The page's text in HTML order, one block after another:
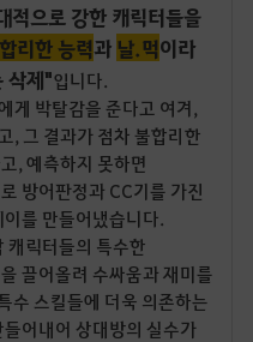
적으로 강한 캐릭터들을
리한 능력과 날.먹이라
삭제"입니다.
게 박탈감을 준다고 여겨,
, 그 결과가 점차 불합리한
, 예측하지 못하면
방어판정과 CC기를 가진
를 만들어냈습니다.
캐릭터들의 특수한
끌어올려 수싸움과 재미를
수 스킬들에 더욱 의존하는
어내어 상대방의 실수가